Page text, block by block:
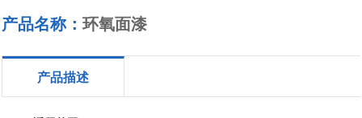
产品名称：环氧面漆
产品描述